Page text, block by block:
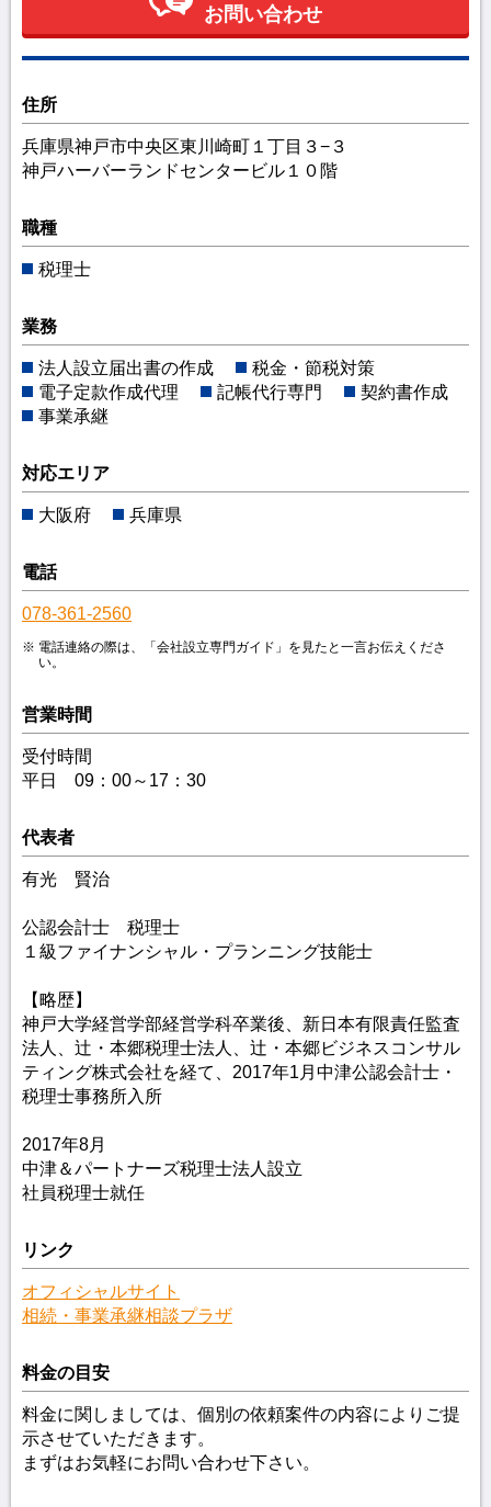
お問い合わせ
住所
兵庫県神戸市中央区東川崎町１丁目３−３
神戸ハーバーランドセンタービル１０階
職種
税理士
業務
法人設立届出書の作成
税金・節税対策
電子定款作成代理
記帳代行専門
契約書作成
事業承継
対応エリア
大阪府 兵庫県
電話
078-361-2560
電話連絡の際は、「会社設立専門ガイド」を見たと一言お伝えくださ
い。
営業時間
受付時間
平日 09：00～17：30
代表者
有光 賢治
公認会計士 税理士
１級ファイナンシャル・プランニング技能士
【略歴】
神戸大学経営学部経営学科卒業後、新日本有限責任監査
法人、辻・本郷税理士法人、辻・本郷ビジネスコンサル
ティング株式会社を経て、2017年1月中津公認会計士・
税理士事務所入所
2017年8月
中津＆パートナーズ税理士法人設立
社員税理士就任
リンク
オフィシャルサイト
相続・事業承継相談プラザ
料金の目安
料金に関しましては、個別の依頼案件の内容によりご提
示させていただきます。
まずはお気軽にお問い合わせ下さい。